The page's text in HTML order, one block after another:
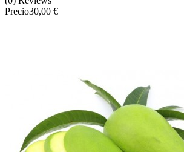
Precio30,00 €